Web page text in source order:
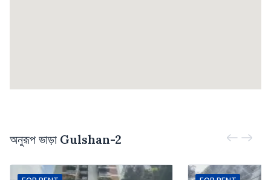
অনুরূপ ভাড়া Gulshan-2